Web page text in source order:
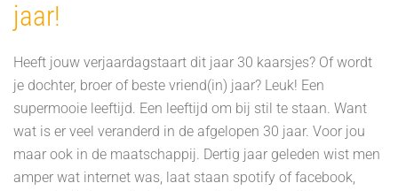
jaar!
Heeft jouw verjaardagstaart dit jaar 30 kaarsjes? Of wordt
je dochter, broer of beste vriend(in) jaar? Leuk! Een
supermooie leeftijd. Een leeftijd om bij stil te staan. Want
wat is er veel veranderd in de afgelopen 30 jaar. Voor jou
maar ook in de maatschappij. Dertig jaar geleden wist men
amper wat internet was, laat staan spotify of facebook,